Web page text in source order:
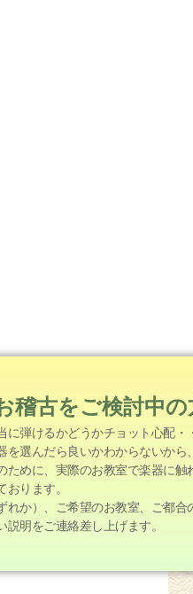
稽古をご検討中の
に弾けるかどうかチョット心配・
を選んだら良いかわからないから
ために、実際のお教室で楽器に触
ります。
れか）、ご希望のお教室、ご都合
明をご連絡差し上げます。